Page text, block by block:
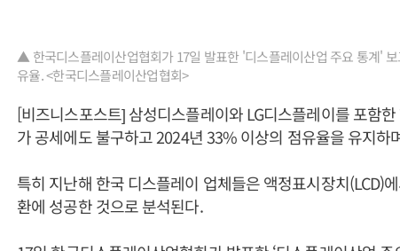
▲ 한국디스플레이산업협회가 17일 발표한 '디스플레이산업 주요 통계'
유율. <한국디스플레이산업협회>
[비즈니스포스트] 삼성디스플레이와 LG디스플레이를 포함
가 공세에도 불구하고 2024년 33% 이상의 점유율을 유지하
특히 지난해 한국 디스플레이 업체들은 액정표시장치(LCD)
환에 성공한 것으로 분석된다.